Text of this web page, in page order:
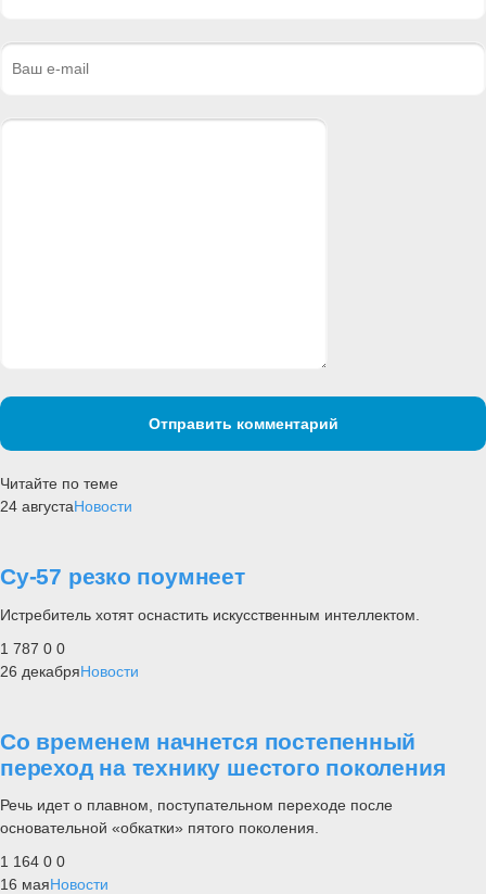
Отправить комментарий
Читайте по теме
24 августаНовости
Су-57 резко поумнеет
Истребитель хотят оснастить искусственным интеллектом.
1 787 0 0
26 декабряНовости
Со временем начнется постепенный
переход на технику шестого поколения
Речь идет о плавном, поступательном переходе после
основательной «обкатки» пятого поколения.
1 164 0 0
16 маяНовости